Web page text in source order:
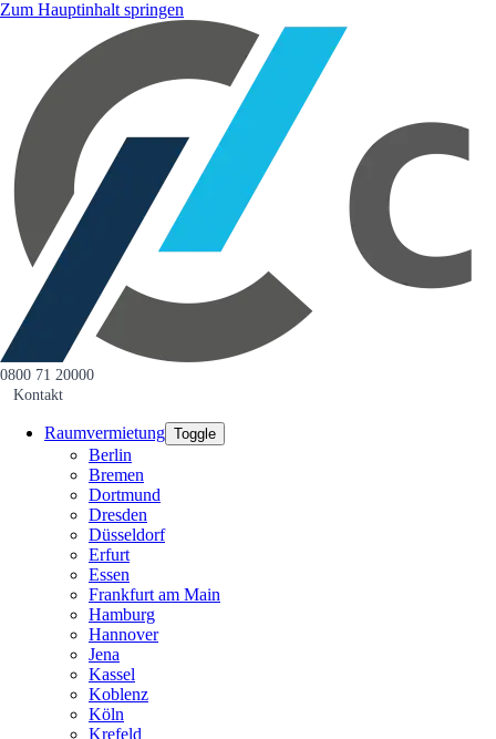
Zum Hauptinhalt springen
0800 71 20000
Kontakt
Raumvermietung Toggle
Berlin
Bremen
Dortmund
Dresden
Düsseldorf
Erfurt
Essen
Frankfurt am Main
Hamburg
Hannover
Jena
Kassel
Koblenz
Köln
Krefeld